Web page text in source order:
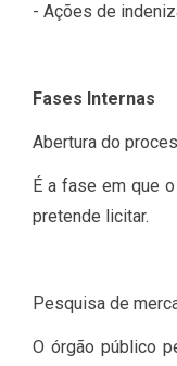
- Ações de
Fases Internas
Abertura do
É a fase em que
pretende licitar.
Pesquisa de
O órgão público